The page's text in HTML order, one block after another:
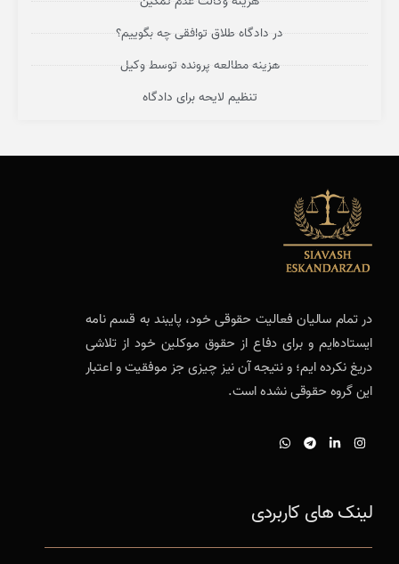
در دادگاه طلاق توافقی چه بگوییم؟
هزینه مطالعه پرونده توسط وکیل
تنظیم لایحه برای دادگاه
در تمام سالیان فعالیت حقوقی خود، پایبند به قسم نامه
ایستاده‌ایم و برای دفاع از حقوق موکلین خود از تلاشی
دریغ نکرده ایم؛ و نتیجه آن نیز چیزی جز موفقیت و اعتبار
این گروه حقوقی نشده است.
لینک های کاربردی